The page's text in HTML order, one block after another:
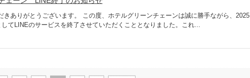
きありがとうございます。 この度、ホテルグリーンチェーンは誠に勝手ながら、2025
てLINEのサービスを終了させていただくこととなりました。これ...